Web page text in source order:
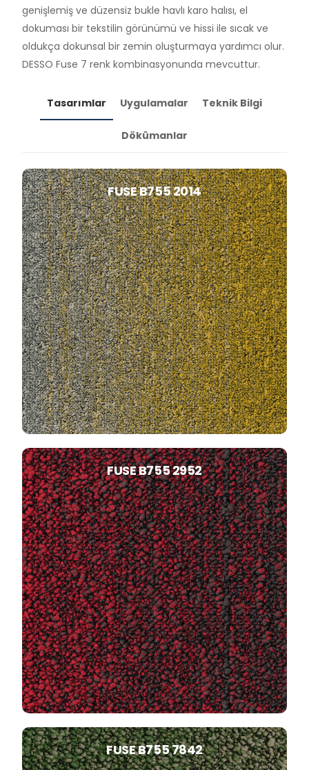
genişlemiş ve düzensiz bukle havlı karo halısı, el
dokuması bir tekstilin görünümü ve hissi ile sıcak ve
oldukça dokunsal bir zemin oluşturmaya yardımcı olur.
DESSO Fuse 7 renk kombinasyonunda mevcuttur.
Tasarımlar Uygulamalar Teknik Bilgi
Dökümanlar
FUSE B755 2014
FUSE B755 2952
FUSE B755 7842